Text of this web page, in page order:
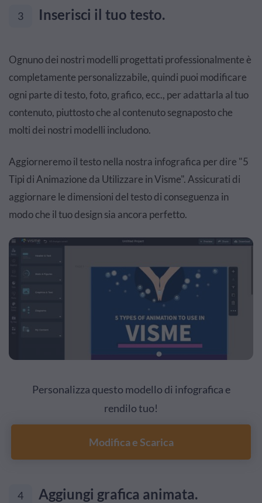
3 Inserisci il tuo testo.
Ognuno dei nostri modelli progettati professionalmente è
completamente personalizzabile, quindi puoi modificare
ogni parte di testo, foto, grafico, ecc., per adattarla al tuo
contenuto, piuttosto che al contenuto segnaposto che
molti dei nostri modelli includono.
Aggiorneremo il testo nella nostra infografica per dire "5
Tipi di Animazione da Utilizzare in Visme". Assicurati di
aggiornare le dimensioni del testo di conseguenza in
modo che il tuo design sia ancora perfetto.
Personalizza questo modello di infografica e
rendilo tuo!
Modifica e Scarica
4 Aggiungi grafica animata.